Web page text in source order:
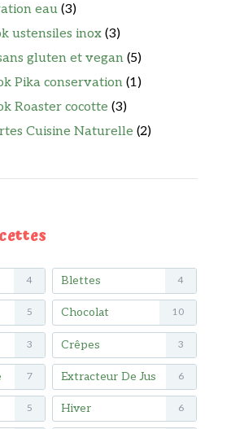
eau (3)
ustensiles inox (3)
gluten et vegan (5)
Pika conservation (1)
Roaster cocotte (3)
Cuisine Naturelle (2)
4 Blettes 4
5 Chocolat 10
3 Crêpes 3
7 Extracteur De Jus 6
5 Hiver 6